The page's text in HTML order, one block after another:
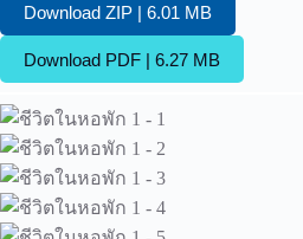
Download ZIP | 6.01 MB
Download PDF | 6.27 MB